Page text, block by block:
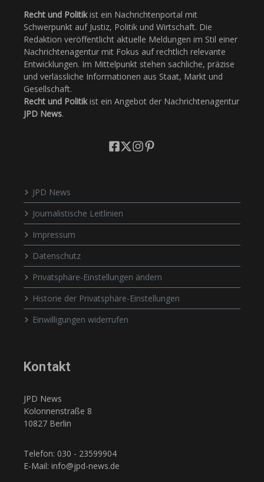
Recht und Politikist ein Nachrichtenportal mit
Schwerpunkt auf Justiz, Politik und Wirtschaft. Die
Redaktion veröffentlicht aktuelle Meldungen im Stil einer
Nachrichtenagentur mit Fokus auf rechtlich relevante
Entwicklungen. Im Mittelpunkt stehen sachliche, präzise
und verlässliche Informationen aus Staat, Markt und
Gesellschaft.
Recht und Politikist ein Angebot der Nachrichtenagentur
JPD News.
JPD News
Journalistische Leitlinien
Impressum
Datenschutz
Privatsphäre-Einstellungen ändern
Historie der Privatsphäre-Einstellungen
Einwilligungen widerrufen
Kontakt
JPD News
Kolonnenstraße 8
10827 Berlin
Telefon: 030 - 23599904
E-Mail: info@jpd-news.de